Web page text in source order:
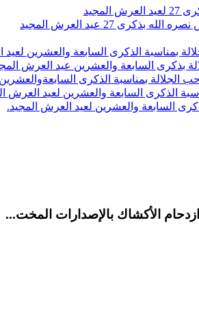
27 عيد العرش المجيد
بمناسبة الذكرى السابعة والعشرين لعيد
بذكرى السابعة والعشرين عيد العرش
الجلالة بمناسبة الذكرى
الذكرى السابعة والعشرين لعيد العرش
السابعة والعشرين لعيد العرش المجيد.
الأكشاك بالإصدارات المخت...